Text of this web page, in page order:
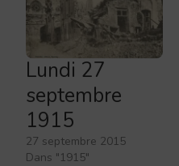
Lundi 27
septembre
1915
27 septembre 2015
Dans "1915"